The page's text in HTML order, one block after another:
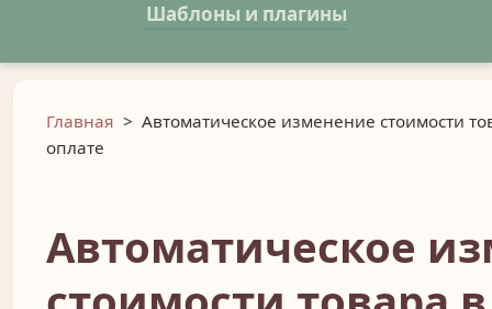
Шаблоны и плагины
Главная > Автоматическое изменение стоимости
оплате
Автоматическое